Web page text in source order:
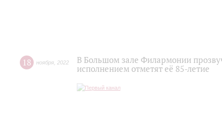
18 ноября 2022
В Большом зале Филармонии
исполнением отметят её 85-летие